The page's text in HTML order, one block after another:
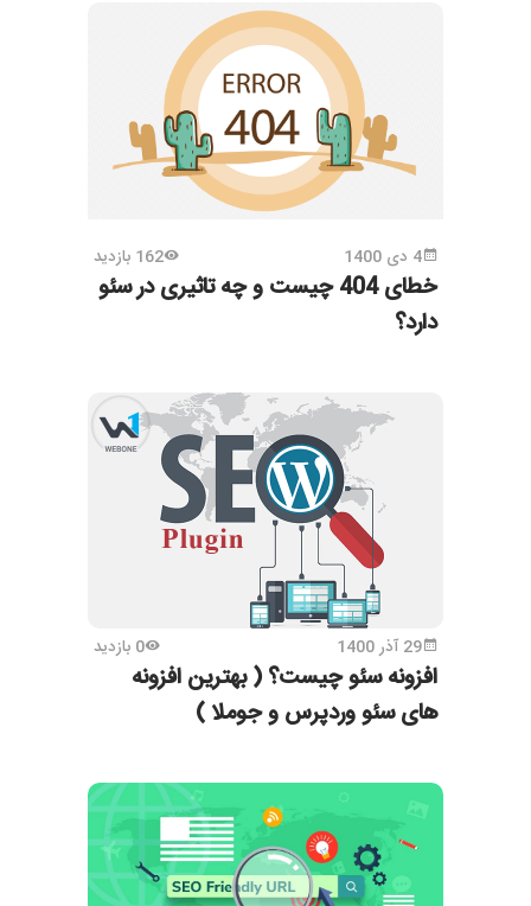
4 دی 1400 162 بازدید
خطای 404 چیست و چه تاثیری در سئو
دارد؟
29 آذر 1400 0 بازدید
افزونه سئو چیست؟ ( بهترین افزونه
های سئو وردپرس و جوملا )